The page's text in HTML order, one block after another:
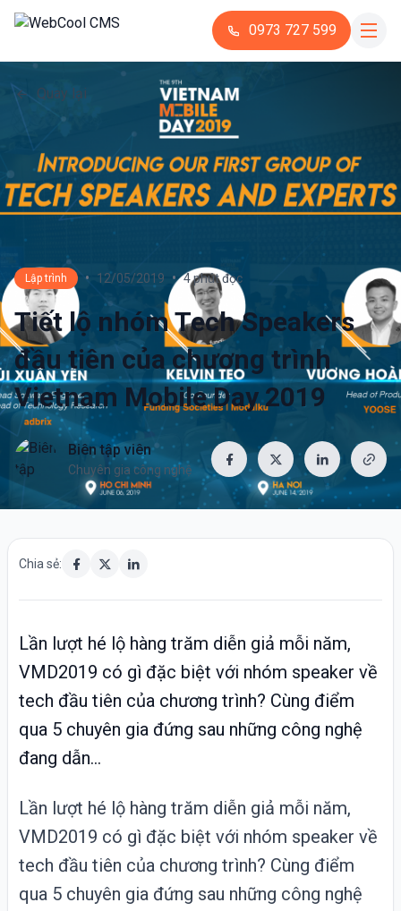
0973 727 599
Quay lại
Lập trình • 12/05/2019 • 4 phút đọc
Tiết lộ nhóm Tech Speakers
đầu tiên của chương trình
Vietnam Mobile Day 2019
Biên tập viên
Chuyên gia công nghệ
Chia sẻ:
Lần lượt hé lộ hàng trăm diễn giả mỗi năm,
VMD2019 có gì đặc biệt với nhóm speaker về
tech đầu tiên của chương trình? Cùng điểm
qua 5 chuyên gia đứng sau những công nghệ
đang dẫn...
Lần lượt hé lộ hàng trăm diễn giả mỗi năm,
VMD2019 có gì đặc biệt với nhóm speaker về
tech đầu tiên của chương trình? Cùng điểm
qua 5 chuyên gia đứng sau những công nghệ